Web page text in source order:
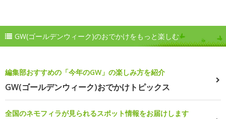
GW(ゴールデンウィーク)のおでかけをもっと楽しむ
編集部おすすめの「今年のGW」の楽しみ方を紹介
GW(ゴールデンウィーク)おでかけトピックス
全国のネモフィラが見られるスポット情報をお届けします